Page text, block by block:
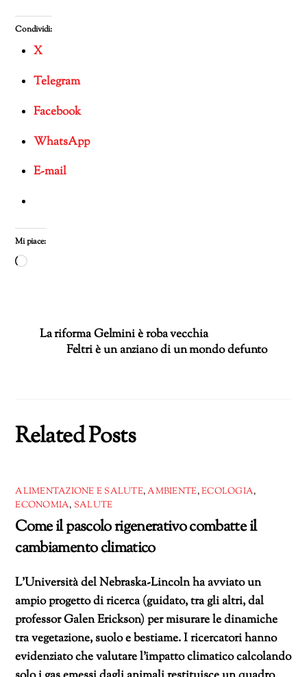
Condividi:
X
Telegram
Facebook
WhatsApp
E-mail
Mi piace:
Caricamento
La riforma Gelmini è roba vecchia
Feltri è un anziano di un mondo defunto
Related Posts
ALIMENTAZIONE E SALUTE,AMBIENTE,ECOLOGIA,
ECONOMIA, SALUTE
Come il pascolo rigenerativo combatte il
cambiamento climatico
L’Università del Nebraska-Lincoln ha avviato un
ampio progetto di ricerca (guidato, tra gli altri, dal
professor Galen Erickson) per misurare le dinamiche
tra vegetazione, suolo e bestiame. I ricercatori hanno
evidenziato che valutare l’impatto climatico calcolando